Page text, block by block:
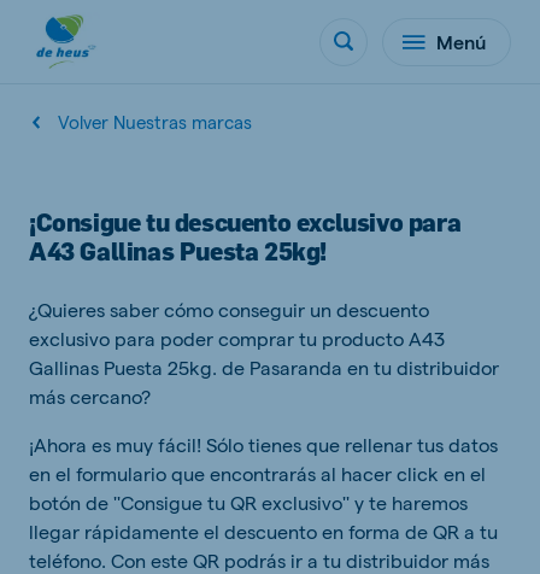
Menú
Volver Nuestras marcas
¡Consigue tu descuento exclusivo para
A43 Gallinas Puesta 25kg!
¿Quieres saber cómo conseguir un descuento
exclusivo para poder comprar tu producto A43
Gallinas Puesta 25kg. de Pasaranda en tu distribuidor
más cercano?
¡Ahora es muy fácil! Sólo tienes que rellenar tus datos
en el formulario que encontrarás al hacer click en el
botón de ''Consigue tu QR exclusivo'' y te haremos
llegar rápidamente el descuento en forma de QR a tu
teléfono. Con este QR podrás ir a tu distribuidor más